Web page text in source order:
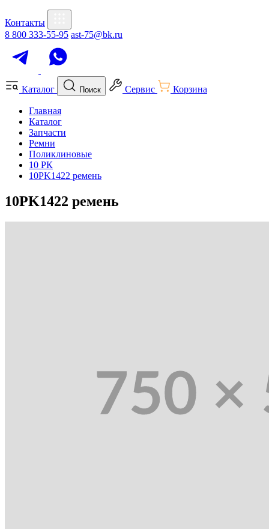
Контакты
8 800 333-55-95 ast-75@bk.ru
Каталог Поиск Сервис Корзина
Главная
Каталог
Запчасти
Ремни
Поликлиновые
10 РК
10PK1422 ремень
10PK1422 ремень